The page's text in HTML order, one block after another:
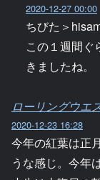
2020-12-27 00:00
ちびた＞
この１週間ぐ
きましたね。
ローリングウエ
2020-12-23 16:28
今年の紅葉は正
うな感じ。今年